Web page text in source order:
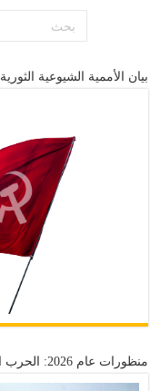
بيان الأممية الشيوعية الثورية
منظورات عام 2026: الحرب الإمبريالية والصراع الطبقي